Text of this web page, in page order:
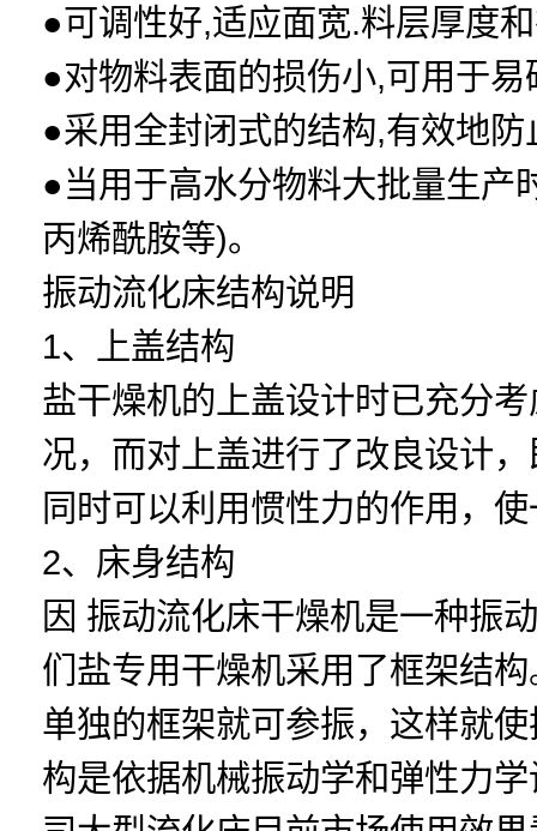
●可调性好,适应面宽.料层厚度
●对物料表面的损伤小,可用于
●采用全封闭式的结构,有效地
●当用于高水分物料大批量生产
丙烯酰胺等)。
振动流化床结构说明
1、上盖结构
盐干燥机的上盖设计时已充分
况，而对上盖进行了改良设计
同时可以利用惯性力的作用，
2、床身结构
因 振动流化床干燥机是一种振
们盐专用干燥机采用了框架结
单独的框架就可参振，这样就
构是依据机械振动学和弹性力